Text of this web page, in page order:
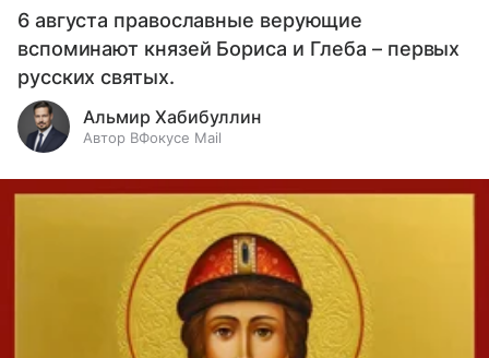
6 августа православные верующие
вспоминают князей Бориса и Глеба – первых
русских святых.
Альмир Хабибуллин
Автор ВФокусе Mail